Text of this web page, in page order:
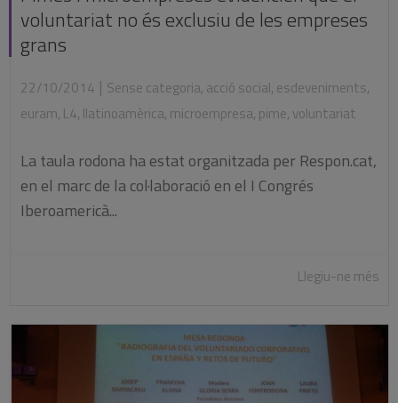
voluntariat no és exclusiu de les empreses
grans
22/10/2014 | Sense categoria, acció social, esdeveniments,
euram, L4, llatinoamèrica, microempresa, pime, voluntariat
La taula rodona ha estat organitzada per Respon.cat,
en el marc de la col·laboració en el I Congrés
Iberoamericà...
Llegiu-ne més